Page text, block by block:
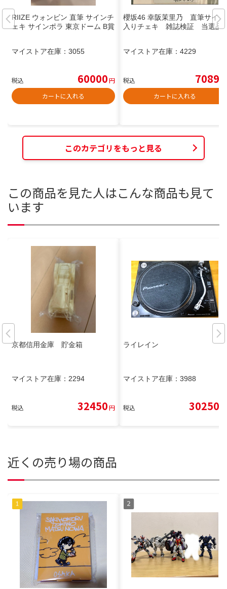
RIIZE ウォンビン 直筆 サインチ
ェキ サインポラ 東京ドーム B賞
マイストア在庫： 3055
税込 60000円
カートに入れる
櫻坂46 幸阪茉里乃 直筆サイン
入りチェキ 雑誌検証 当選品
マイストア在庫： 4229
税込 7089
カートに入れる
このカテゴリをもっと見る
この商品を見た人はこんな商品も見て
います
京都信用金庫 貯金箱
マイストア在庫： 2294
税込 32450円
ライレイン
マイストア在庫： 3988
税込 30250
近くの売り場の商品